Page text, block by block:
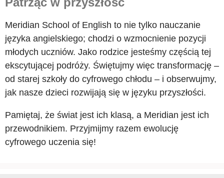
Meridian School of English to nie tylko nauczanie
języka angielskiego; chodzi o wzmocnienie pozycji
młodych uczniów. Jako rodzice jesteśmy częścią tej
ekscytującej podróży. Świętujmy więc transformację –
od starej szkoły do cyfrowego chłodu – i obserwujmy,
jak nasze dzieci rozwijają się w języku przyszłości.
Pamiętaj, że świat jest ich klasą, a Meridian jest ich
przewodnikiem. Przyjmijmy razem ewolucję
cyfrowego uczenia się!